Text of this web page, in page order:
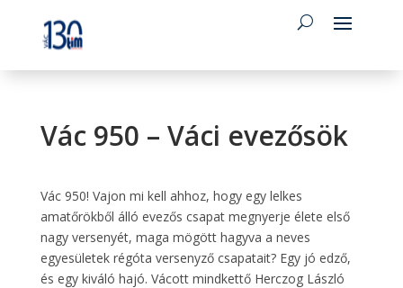
Vác 950 – Váci evezősök
Vác 950! Vajon mi kell ahhoz, hogy egy lelkes
amatőrökből álló evezős csapat megnyerje élete első
nagy versenyét, maga mögött hagyva a neves
egyesületek régóta versenyző csapatait? Egy jó edző,
és egy kiváló hajó. Vácott mindkettő Herczog László